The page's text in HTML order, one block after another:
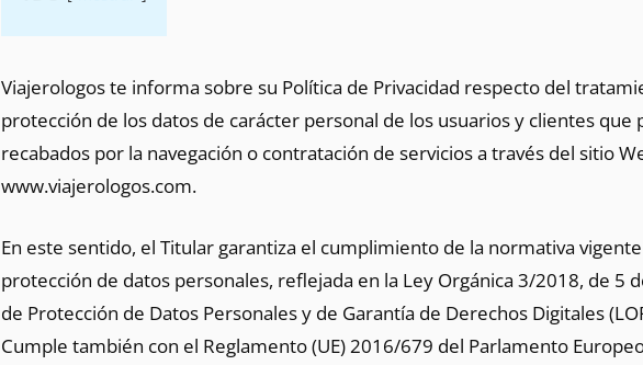
Viajerologoste informa sobre su Política de Privacidad respecto del
protección de los datos de carácter personal de los usuarios y clientes que
recabados por la navegación o contratación de servicios a través del sitio
www.viajerologos.com.
En este sentido, el Titular garantiza el cumplimiento de la normativa
protección de datos personales, reflejada en la Ley Orgánica 3/2018, de 5
de Protección de Datos Personales y de Garantía de Derechos Digitales
Cumple también con el Reglamento (UE) 2016/679 del Parlamento